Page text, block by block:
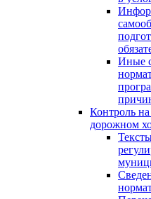
Иные
Контроль
дорожном